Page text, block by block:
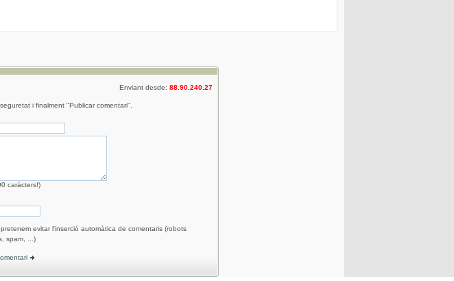
Enviant desde: 88.90.240.27
i finalment "Publicar comentari".
caràcters!)
evitar l'inserció automàtica de comentaris (robots
spam, ...)